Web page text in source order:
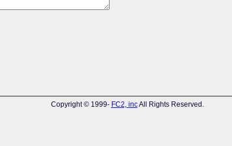
Copyright © 1999- FC2, incAll Rights Reserved.